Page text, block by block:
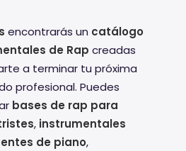
encontrarás un catálogo
de Rap creadas
a terminar tu próxima
profesional. Puedes
bases de rap para
, instrumentales
de piano,